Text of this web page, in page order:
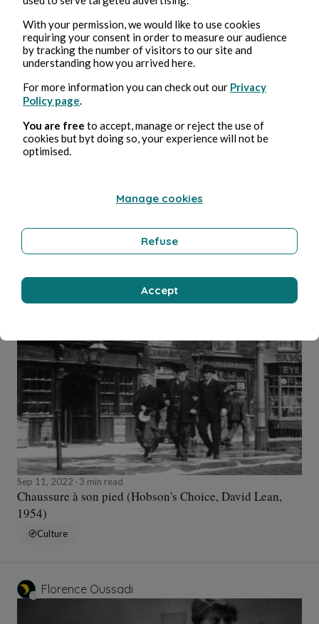
Florence Oussadi
La Grande ville (Mahanagar, Satyajit Ray, 1963)
Sep 11, 2022 3 min read
Chaussure à son pied (Hobson's Choice, David Lean,
1954)
Culture
Florence Oussadi
With your permission, we would like to use cookies
requiring your consent in order to measure our audience
by tracking the number of visitors to our site and
understanding how you arrived here.
For more information you can check out our Privacy
Policy page
You are free to accept, manage or reject the use of
cookies but byt doing so, your experience will not be
optimised.
Manage cookies
Refuse
Accept